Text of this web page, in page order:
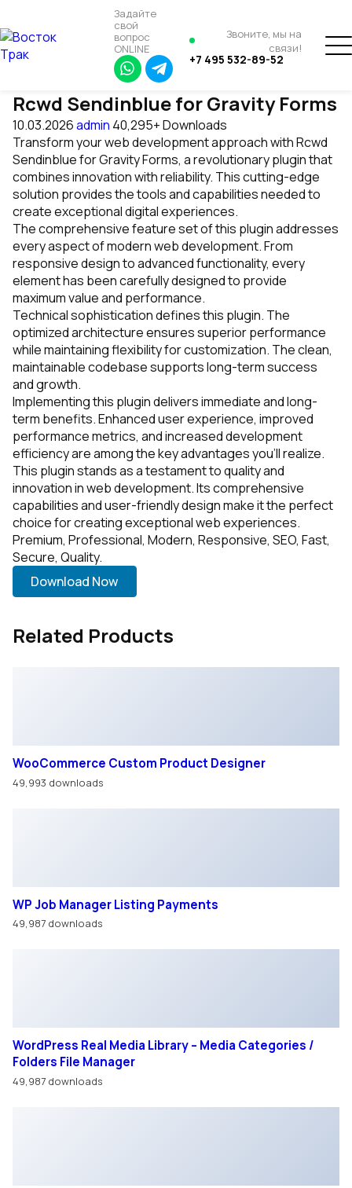
Задайте
свой
вопрос
ONLINE
Звоните, мы на
связи!
+7 495 532-89-52
Rcwd Sendinblue for Gravity Forms
10.03.2026admin 40,295+ Downloads
Transform your web development approach with Rcwd
Sendinblue for Gravity Forms, a revolutionary plugin that
combines innovation with reliability. This cutting-edge
solution provides the tools and capabilities needed to
create exceptional digital experiences.
The comprehensive feature set of this plugin addresses
every aspect of modern web development. From
responsive design to advanced functionality, every
element has been carefully designed to provide
maximum value and performance.
Technical sophistication defines this plugin. The
optimized architecture ensures superior performance
while maintaining flexibility for customization. The clean,
maintainable codebase supports long-term success
and growth.
Implementing this plugin delivers immediate and long-
term benefits. Enhanced user experience, improved
performance metrics, and increased development
efficiency are among the key advantages you'll realize.
This plugin stands as a testament to quality and
innovation in web development. Its comprehensive
capabilities and user-friendly design make it the perfect
choice for creating exceptional web experiences.
Premium, Professional, Modern, Responsive, SEO, Fast,
Secure, Quality.
Download Now
Related Products
49,987 downloads
WordPress Real Media Library – Media Categories /
Оставить
заявку Записаться
Подобрать
настройках браузера.
Хорошо
© ООО «ВОСТОК ТРАК»
разрешения администрации сайта.